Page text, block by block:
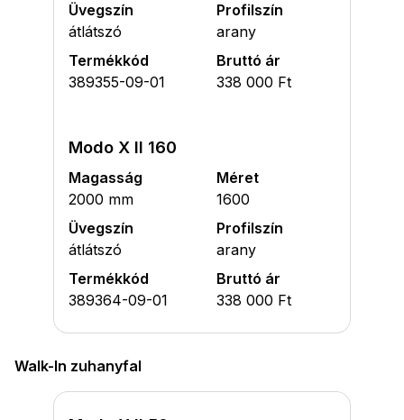
Üvegszín
átlátszó
Profilszín
arany
Termékkód
389355-09-01
Bruttó ár
338 000 Ft
Modo X II 160
Magasság
2000 mm
Méret
1600
Üvegszín
átlátszó
Profilszín
arany
Termékkód
389364-09-01
Bruttó ár
338 000 Ft
Walk-In zuhanyfal